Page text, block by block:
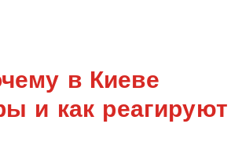
в Киеве
и как реагируют